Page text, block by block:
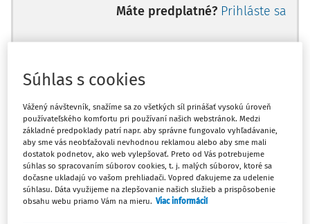
Máte predplatné? Prihláste sa
Ups, zatiaľ ste si prečítali len
začiatok...
Celý odborný obsah z tejto oblasti je
dostupný predplatiteľom portálu.
Súhlas s cookies
Vážený návštevník, snažíme sa zo všetkých síl prinášať vysokú úroveň
používateľského komfortu pri používaní našich webstránok. Medzi
základné predpoklady patrí napr. aby správne fungovalo vyhľadávanie,
aby sme vás neobťažovali nevhodnou reklamou alebo aby sme mali
dostatok podnetov, ako web vylepšovať. Preto od Vás potrebujeme
súhlas so spracovaním súborov cookies, t. j. malých súborov, ktoré sa
dočasne ukladajú vo vašom prehliadači. Vopred ďakujeme za udelenie
súhlasu. Dáta využijeme na zlepšovanie našich služieb a prispôsobenie
obsahu webu priamo Vám na mieru. Viac informácií